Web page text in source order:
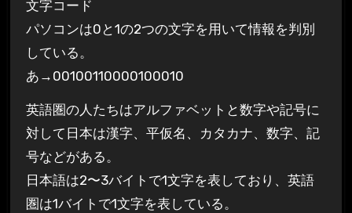
文字コード
パソコンは0と1の2つの文字を用いて情報を判別
している。
あ→00100110000100010
英語圏の人たちはアルファベットと数字や記号に
対して日本は漢字、平仮名、カタカナ、数字、記
号などがある。
日本語は2〜3バイトで1文字を表しており、英語
圏は1バイトで1文字を表している。